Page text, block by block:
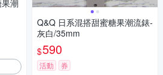
潮
Q&Q 日系混搭甜蜜糖果潮流錶-
灰白/35mm
$590
活動 券